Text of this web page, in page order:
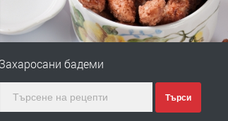
бадеми
Търси